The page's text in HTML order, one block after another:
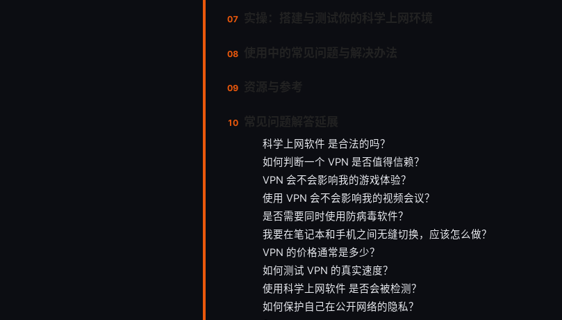
科学上网软件 是合法的吗？
如何判断一个 VPN 是否值得信赖？
VPN 会不会影响我的游戏体验？
使用 VPN 会不会影响我的视频会议？
是否需要同时使用防病毒软件？
我要在笔记本和手机之间无缝切换，应该怎么做？
VPN 的价格通常是多少？
如何测试 VPN 的真实速度？
使用科学上网软件 是否会被检测？
如何保护自己在公开网络的隐私？